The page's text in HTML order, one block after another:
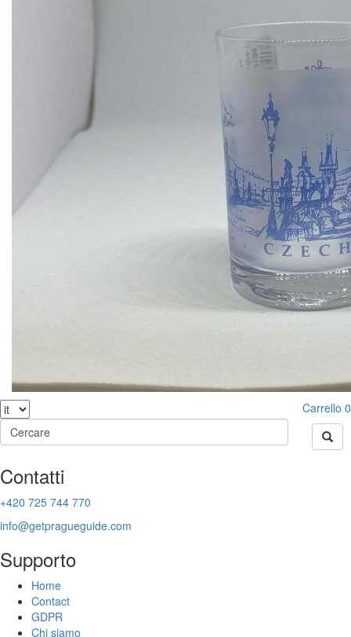
Carrello 0
Contatti
+420 725 744 770
info@getpragueguide.com
Supporto
Home
Contact
GDPR
Chi siamo